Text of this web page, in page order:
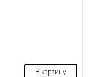
В корзину